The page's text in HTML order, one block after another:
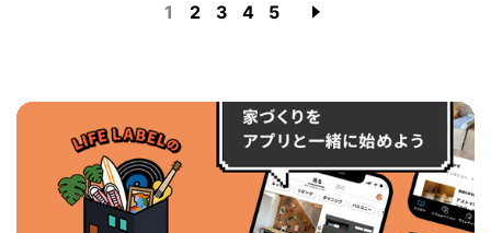
1 2 3 4 5